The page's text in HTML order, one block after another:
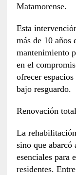
Matamorense.
Esta
más de 10 años
mantenimiento
en el
ofrecer
bajo resguardo.
Renovación
La
sino que abarcó
esenciales para
residentes.